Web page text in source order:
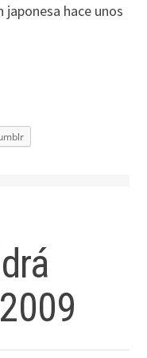
hace unos